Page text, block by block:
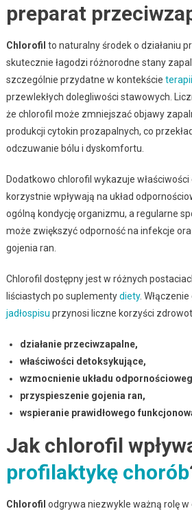
preparat
Chlorofil to naturalny środek o działaniu
skutecznie łagodzi różnorodne stany
szczególnie przydatne w kontekście terapii
przewlekłych dolegliwości stawowych.
że chlorofil może zmniejszać objawy
produkcji cytokin prozapalnych, co
odczuwanie bólu i dyskomfortu.
Dodatkowo chlorofil wykazuje
korzystnie wpływają na układ
ogólną kondycję organizmu, a regularne
może zwiększyć odporność na infekcje
gojenia ran.
Chlorofil dostępny jest w różnych
liściastych po suplementydiety.
jadłospisu przynosi liczne korzyści
działanie przeciwzapalne,
właściwości detoksykujące,
wzmocnienie układu
przyspieszenie gojenia ran,
wspieranie prawidłowego
Jak chlorofil
profilaktykę chorób
Chlorofil odgrywa niezwykle ważną rolę w